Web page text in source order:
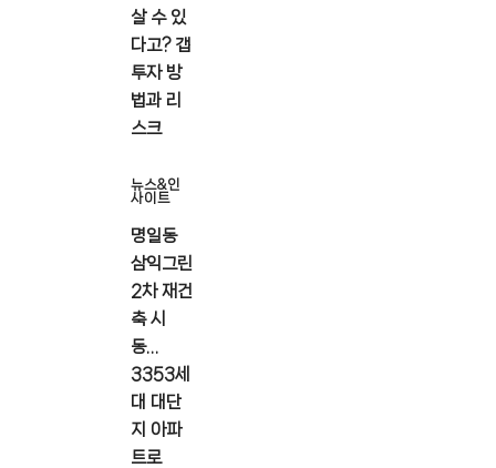
살 수 있
다고? 갭
투자 방
법과 리
스크
뉴스&인
사이트
명일동
삼익그린
2차 재건
축 시
동…
3353세
대 대단
지 아파
트로